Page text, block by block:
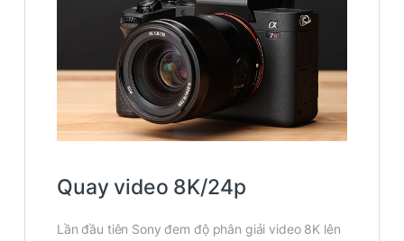
Quay video 8K/24p
Lần đầu tiên Sony đem độ phân giải video 8K lên